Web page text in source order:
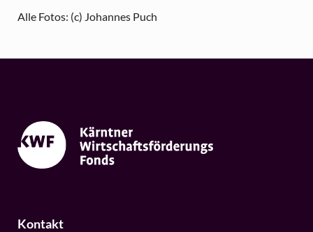
Alle Fotos: (c) Johannes Puch
Kontakt